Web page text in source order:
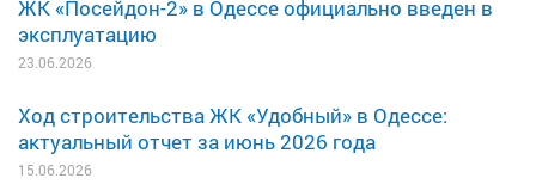
ЖК «Посейдон-2» в Одессе официально введен в
эксплуатацию
23.06.2026
Ход строительства ЖК «Удобный» в Одессе:
актуальный отчет за июнь 2026 года
15.06.2026